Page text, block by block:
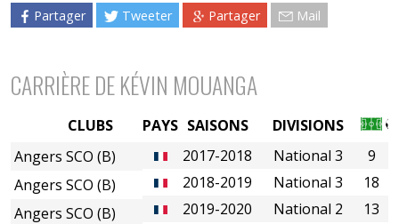
Partager Tweeter Partager Mail
CARRIÈRE DE KÉVIN MOUANGA
PAYS SAISONS
DIVISIONS
2017-2018
National 3 9
2018-2019
National 3 18
2019-2020
National 2 13
CLUBS
Angers SCO (B)
Angers SCO (B)
Angers SCO (B)